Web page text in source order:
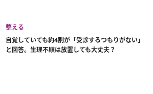
整える
自覚していても約4割が「受診するつもりがない」
と回答。生理不順は放置しても大丈夫？